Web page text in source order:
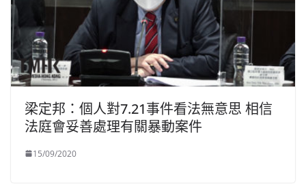
梁定邦：個人對7.21事件看法無意思 相信
法庭會妥善處理有關暴動案件
15/09/2020